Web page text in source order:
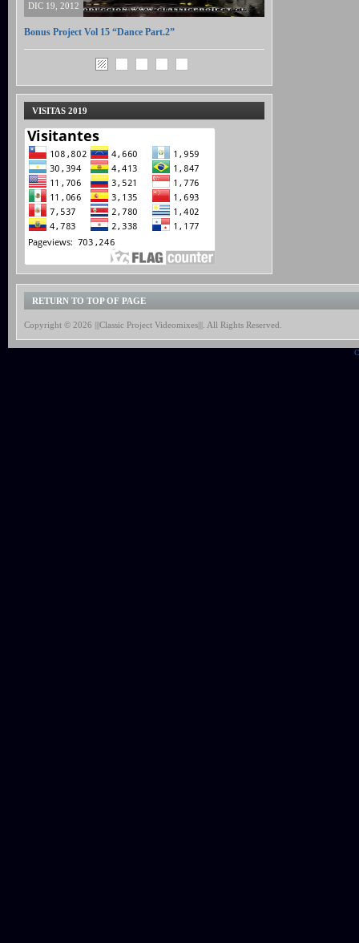
DIC 19, 2012
Bonus Project Vol 15 “Dance Part.2”
VISITAS 2019
RETURN TO TOP OF PAGE
Copyright © 2026 |||Classic Project Videomixes|||. All Rights Reserved.